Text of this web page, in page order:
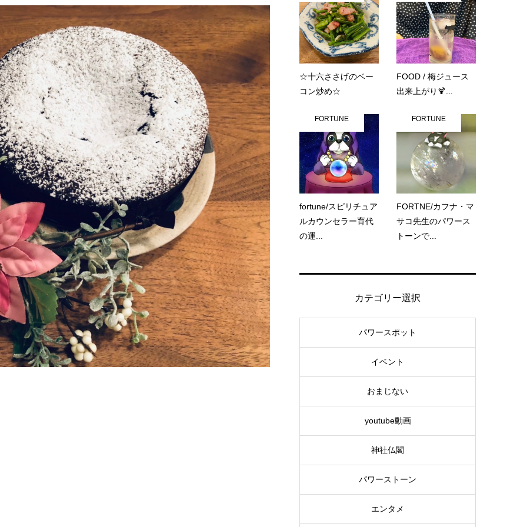
☆十六ささげのベー
コン炒め☆
FOOD / 梅ジュース
出来上がり🍹...
FORTUNE
fortune/スピリチュア
ルカウンセラー育代
の運...
FORTUNE
FORTNE/カフナ・マ
サコ先生のパワース
トーンで...
カテゴリー選択
パワースポット
イベント
おまじない
youtube動画
神社仏閣
パワーストーン
エンタメ